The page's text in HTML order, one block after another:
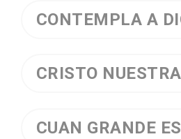
CONTEMPLA A
CRISTO
CUAN GRANDE